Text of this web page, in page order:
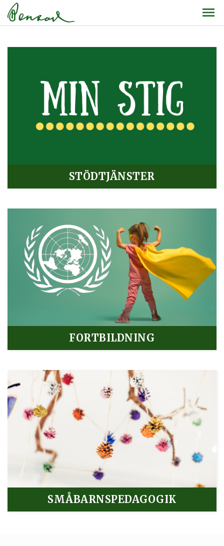
STÖDTJÄNSTER
FORTBILDNING
SMÅBARNSPEDAGOGIK